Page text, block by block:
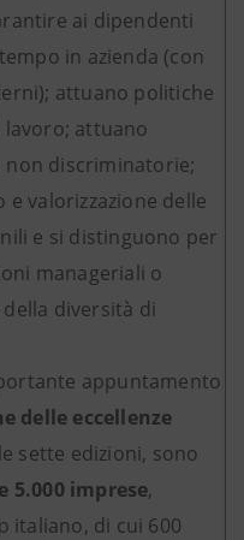
ai dipendenti
in azienda (con
attuano politiche
lavoro; attuano
discriminatorie;
valorizzazione delle
e si distinguono per
manageriali o
diversità di
appuntamento
delle eccellenze
sette edizioni, sono
5.000 imprese,
di cui 600